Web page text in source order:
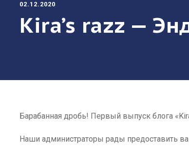
02.12.2020
Kira’s razz —
Барабанная дробь! Первый выпуск блога
Наши администраторы рады предоставить